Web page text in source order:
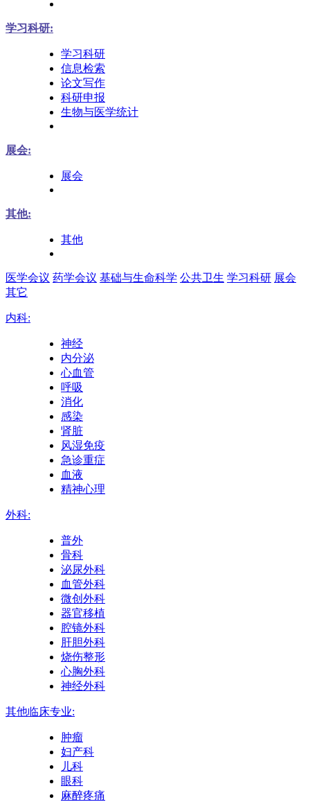
学习科研:
学习科研
信息检索
论文写作
科研申报
生物与医学统计
展会:
展会
其他:
其他
医学会议 药学会议 基础与生命科学 公共卫生 学习科研 展会
其它
内科:
神经
内分泌
心血管
呼吸
消化
感染
肾脏
风湿免疫
急诊重症
血液
精神心理
外科:
普外
骨科
泌尿外科
血管外科
微创外科
器官移植
腔镜外科
肝胆外科
烧伤整形
心胸外科
神经外科
其他临床专业:
肿瘤
妇产科
儿科
眼科
麻醉疼痛